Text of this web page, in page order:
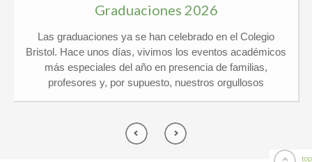
Graduaciones 2026
Las graduaciones ya se han celebrado en el Colegio
Bristol. Hace unos días, vivimos los eventos académicos
más especiales del año en presencia de familias,
profesores y, por supuesto, nuestros orgullosos
emocionante en el Colegio Privado Bristol, ¡y por partida
doble! Celebramos juntos las graduaciones de
top